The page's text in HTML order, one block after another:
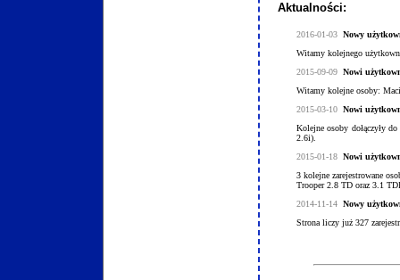
Aktualności:
2016-01-03 Nowy
Witamy kolejnego
2015-09-09 Nowi
Witamy kolejne osoby:
2015-03-10 Nowi
Kolejne osoby dołączyły
2.6i).
2015-01-18 Nowi
3 kolejne zarejestrowane
Trooper 2.8 TD oraz 3.1
2014-11-14 Nowy
Strona liczy już 327